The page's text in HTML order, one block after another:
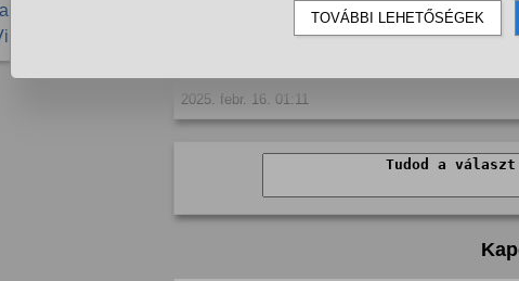
válasza:
2025. febr. 16. 01:11